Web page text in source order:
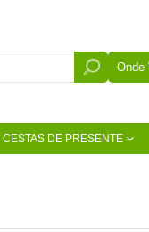
Onde
CESTAS DE PRESENTE